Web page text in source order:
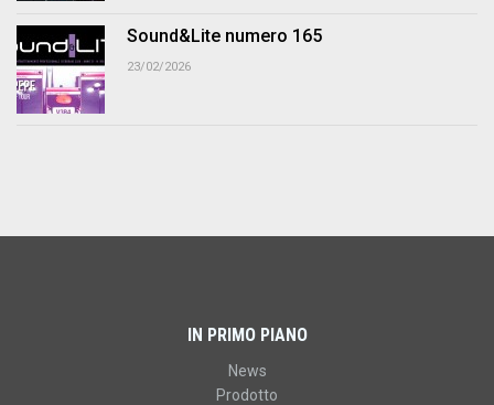
Sound&Lite numero 165
23/02/2026
IN PRIMO PIANO
News
Prodotto